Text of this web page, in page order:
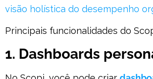
visão holística do desempenho
Principais funcionalidades do
1. Dashboards